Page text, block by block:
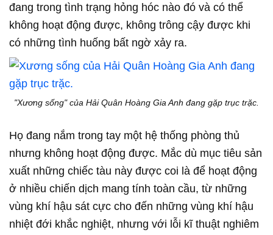
đang trong tình trạng hỏng hóc nào đó và có thể
không hoạt động được, không trông cậy được khi
có những tình huống bất ngờ xảy ra.
"Xương sống" của Hải Quân Hoàng Gia Anh đang gặp trục trặc.
Họ đang nắm trong tay một hệ thống phòng thủ
nhưng không hoạt động được. Mắc dù mục tiêu sản
xuất những chiếc tàu này được coi là để hoạt động
ở nhiều chiến dịch mang tính toàn cầu, từ những
vùng khí hậu sát cực cho đến những vùng khí hậu
nhiệt đới khắc nghiệt, nhưng với lỗi kĩ thuật nghiêm